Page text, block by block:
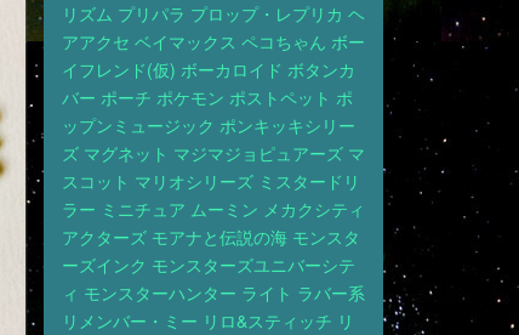
リズム プリパラ プロップ・レプリカ ヘ
アアクセ ベイマックス ペコちゃん ボー
イフレンド(仮) ボーカロイド ボタンカ
バー ポーチ ポケモン ポストペット ポ
ップンミュージック ポンキッキシリー
ズ マグネット マジマジョピュアーズ マ
スコット マリオシリーズ ミスタードリ
ラー ミニチュア ムーミン メカクシティ
アクターズ モアナと伝説の海 モンスタ
ーズインク モンスターズユニバーシテ
ィ モンスターハンター ライト ラバー系
リメンバー・ミー リロ&スティッチ リ